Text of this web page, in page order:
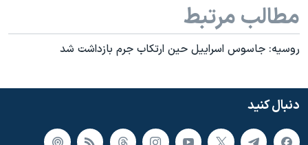
مطالب مرتبط
روسیه: جاسوس اسراییل حین ارتکاب جرم بازداشت شد
دنبال کنید